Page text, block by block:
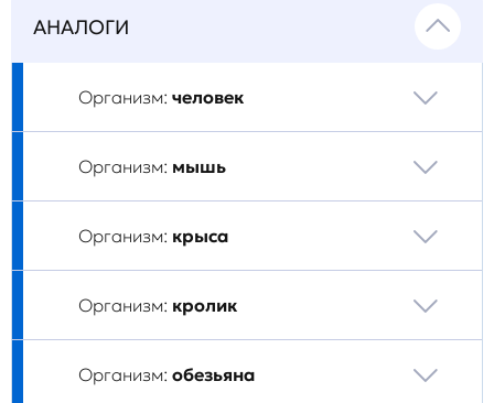
АНАЛОГИ
Организм: человек
Организм: мышь
Организм: крыса
Организм: кролик
Организм: обезьяна